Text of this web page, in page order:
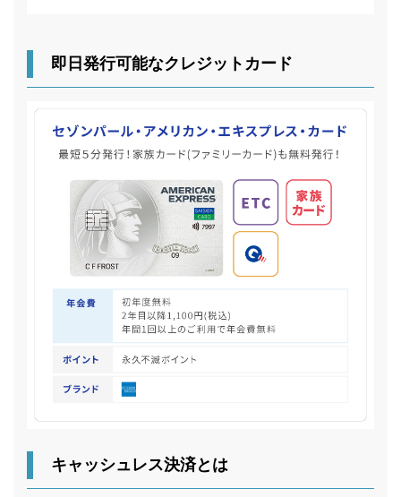
即日発行可能なクレジットカード
キャッシュレス決済とは